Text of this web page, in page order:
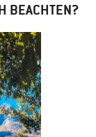
BEACHTEN?